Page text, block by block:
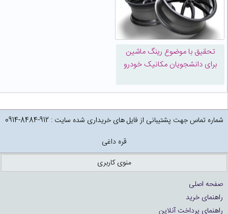
تحقیق با موضوع رینگ ماشین
برای دانشجویان مکانیک خودرو
شماره تماس جهت پشتیبانی از فایل های خریداری شده سایت : 912-8484-0914
قره داغی
منوی کاربری
صفحه اصلی
راهنمای خرید
راهنمای پرداخت آنلاین